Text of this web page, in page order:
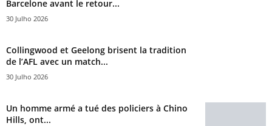
Barcelone avant le retour...
30 Julho 2026
Collingwood et Geelong brisent la tradition
de l’AFL avec un match...
30 Julho 2026
Un homme armé a tué des policiers à Chino
Hills, ont...